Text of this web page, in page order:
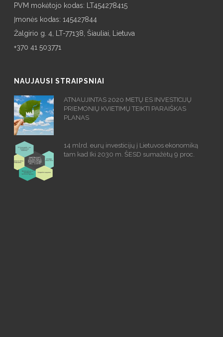
PVM mokėtojo kodas: LT454278415
Įmonės kodas: 145427844
Žalgirio g. 4, LT-77138, Šiauliai, Lietuva
+370 41 503771
NAUJAUSI STRAIPSNIAI
ATNAUJINTAS 2020 METŲ ES INVESTICIJŲ
PRIEMONIŲ KVIETIMŲ TEIKTI PARAIŠKAS
PLANAS
14 mlrd. eurų investicijų į Lietuvos ekonomiką
tam kad Iki 2030 m. ŠESD sumažėtų 9 proc.